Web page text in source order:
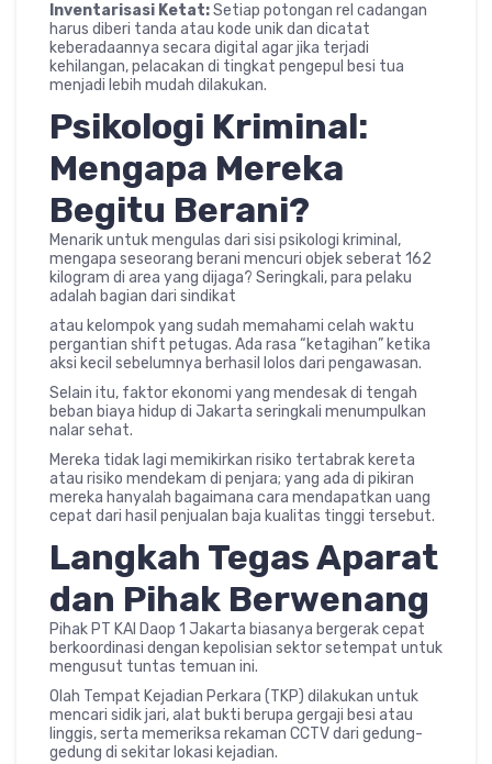
Inventarisasi Ketat:Setiap potongan rel cadangan
harus diberi tanda atau kode unik dan dicatat
keberadaannya secara digital agar jika terjadi
kehilangan, pelacakan di tingkat pengepul besi tua
menjadi lebih mudah dilakukan.
Psikologi Kriminal:
Mengapa Mereka
Begitu Berani?
Menarik untuk mengulas dari sisi psikologi kriminal,
mengapa seseorang berani mencuri objek seberat 162
kilogram di area yang dijaga? Seringkali, para pelaku
adalah bagian dari sindikat
atau kelompok yang sudah memahami celah waktu
pergantian shift petugas. Ada rasa “ketagihan” ketika
aksi kecil sebelumnya berhasil lolos dari pengawasan.
Selain itu, faktor ekonomi yang mendesak di tengah
beban biaya hidup di Jakarta seringkali menumpulkan
nalar sehat.
Mereka tidak lagi memikirkan risiko tertabrak kereta
atau risiko mendekam di penjara; yang ada di pikiran
mereka hanyalah bagaimana cara mendapatkan uang
cepat dari hasil penjualan baja kualitas tinggi tersebut.
Langkah Tegas Aparat
dan Pihak Berwenang
Pihak PT KAI Daop 1 Jakarta biasanya bergerak cepat
berkoordinasi dengan kepolisian sektor setempat untuk
mengusut tuntas temuan ini.
Olah Tempat Kejadian Perkara (TKP) dilakukan untuk
mencari sidik jari, alat bukti berupa gergaji besi atau
linggis, serta memeriksa rekaman CCTV dari gedung-
gedung di sekitar lokasi kejadian.